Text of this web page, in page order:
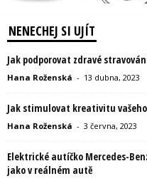
NENECHEJ SI UJÍT
Jak podporovat zdravé
Hana Roženská - 13 dubna, 2023
Jak stimulovat kreativitu
Hana Roženská - 3 června, 2023
Elektrické autíčko Mercedes-
jako v reálném autě